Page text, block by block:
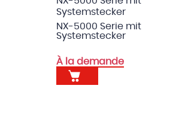
Systemstecker
NX-5000 Serie mit
Systemstecker
À la demande